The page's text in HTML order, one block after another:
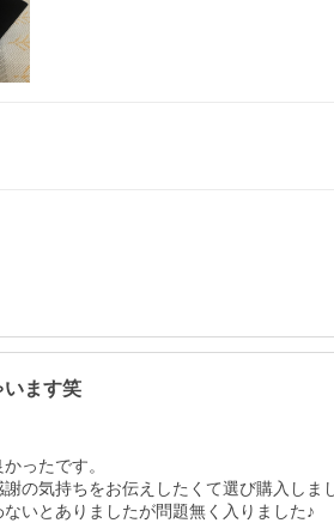
います笑
ったです。
の気持ちをお伝えしたくて選び購入し
いとありましたが問題無く入りました♪